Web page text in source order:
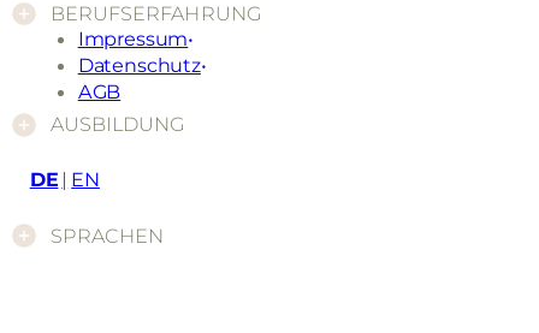
DE EN
Impressum
Datenschutz
AGB
BERUFSERFAHRUNG
AUSBILDUNG
SPRACHEN